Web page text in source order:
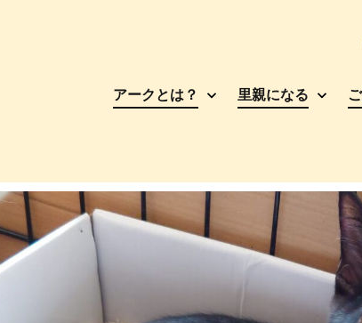
アークとは？ 里親になる